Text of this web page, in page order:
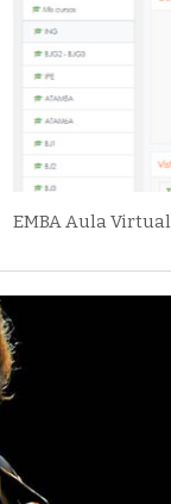
EMBA Aula Virtual